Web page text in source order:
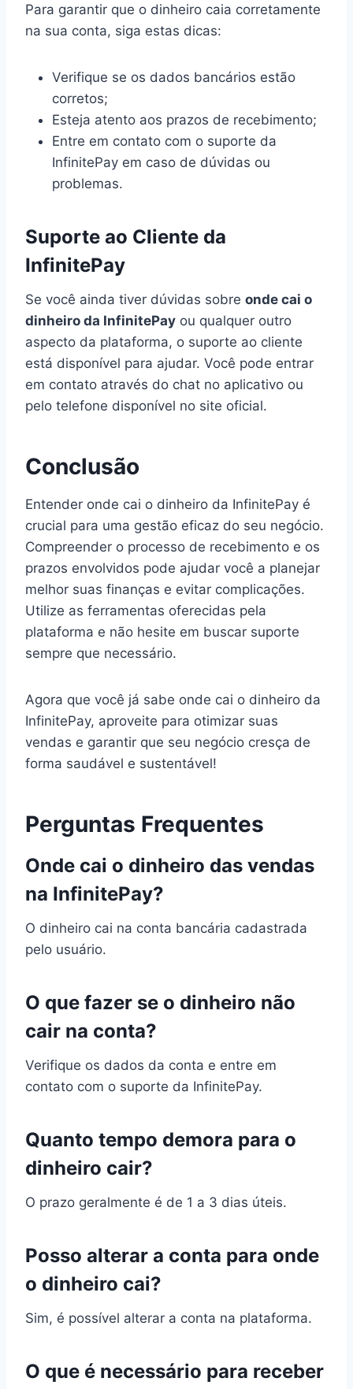
Para garantir que o dinheiro caia corretamente
na sua conta, siga estas dicas:
Verifique se os dados bancários estão
corretos;
Esteja atento aos prazos de recebimento;
Entre em contato com o suporte da
InfinitePay em caso de dúvidas ou
problemas.
Suporte ao Cliente da
InfinitePay
Se você ainda tiver dúvidas sobre onde cai o
dinheiro da InfinitePay ou qualquer outro
aspecto da plataforma, o suporte ao cliente
está disponível para ajudar. Você pode entrar
em contato através do chat no aplicativo ou
pelo telefone disponível no site oficial.
Conclusão
Entender onde cai o dinheiro da InfinitePay é
crucial para uma gestão eficaz do seu negócio.
Compreender o processo de recebimento e os
prazos envolvidos pode ajudar você a planejar
melhor suas finanças e evitar complicações.
Utilize as ferramentas oferecidas pela
plataforma e não hesite em buscar suporte
sempre que necessário.
Agora que você já sabe onde cai o dinheiro da
InfinitePay, aproveite para otimizar suas
vendas e garantir que seu negócio cresça de
forma saudável e sustentável!
Perguntas Frequentes
Onde cai o dinheiro das vendas
na InfinitePay?
O dinheiro cai na conta bancária cadastrada
pelo usuário.
O que fazer se o dinheiro não
cair na conta?
Verifique os dados da conta e entre em
contato com o suporte da InfinitePay.
Quanto tempo demora para o
dinheiro cair?
O prazo geralmente é de 1 a 3 dias úteis.
Posso alterar a conta para onde
o dinheiro cai?
Sim, é possível alterar a conta na plataforma.
O que é necessário para receber